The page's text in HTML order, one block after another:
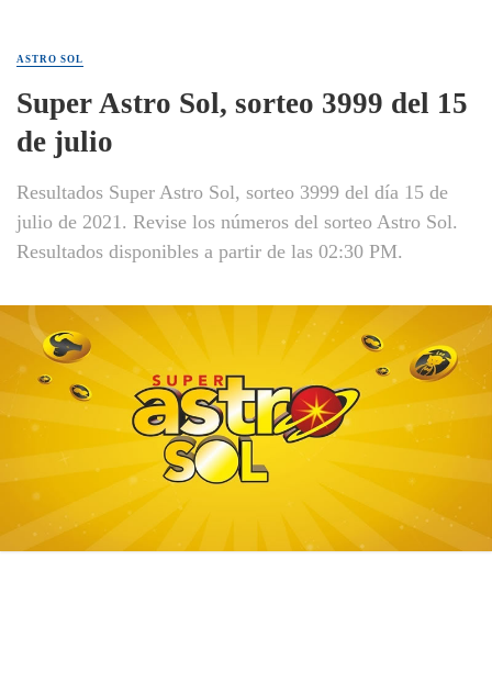
ASTRO SOL
Super Astro Sol, sorteo 3999 del 15
de julio
Resultados Super Astro Sol, sorteo 3999 del día 15 de
julio de 2021. Revise los números del sorteo Astro Sol.
Resultados disponibles a partir de las 02:30 PM.